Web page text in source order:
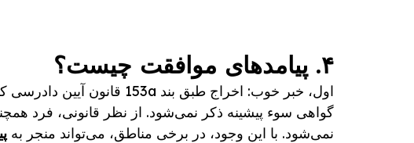
۴. پیامدهای موافقت چیست؟
اول، خبر خوب: اخراج طبق بند 153a قانون آیین دادرسی کیفری
گواهی سوء پیشینه ذکر نمی‌شود. از نظر قانونی، فرد
نمی‌شود. با این وجود، در برخی مناطق، می‌تواند منجر به